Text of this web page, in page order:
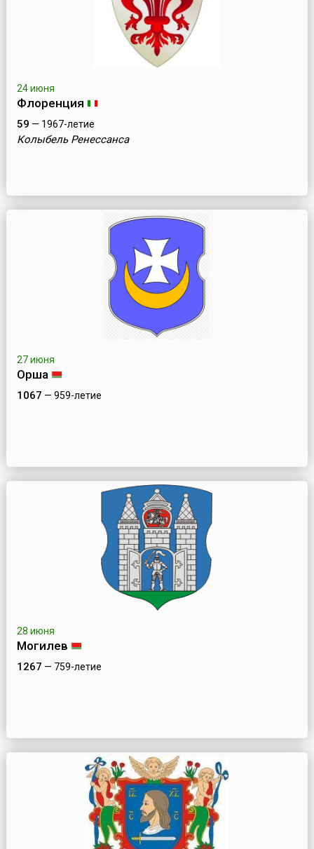
24 июня
Флоренция
59 — 1967-летие
Колыбель Ренессанса
27 июня
Орша
1067 — 959-летие
28 июня
Могилев
1267 — 759-летие